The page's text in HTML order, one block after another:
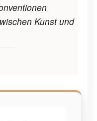
Kunst und